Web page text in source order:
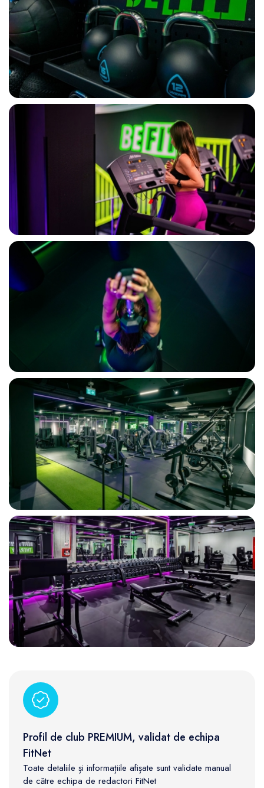
Profil de club PREMIUM, validat de echipa
FitNet
Toate detaliile și informațiile afișate sunt validate manual
de către echipa de redactori FitNet